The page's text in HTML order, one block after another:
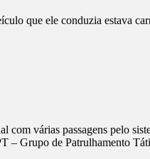
que ele conduzia estava
com várias passagens pelo
– Grupo de Patrulhamento